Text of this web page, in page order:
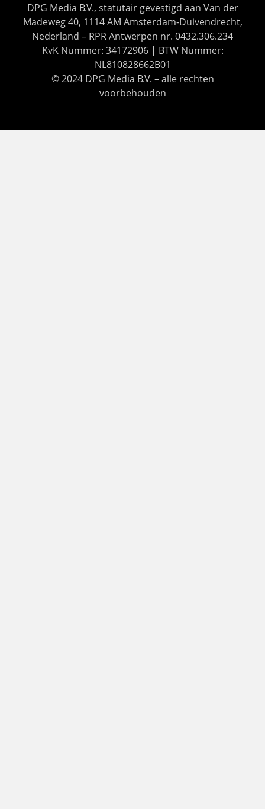
DPG Media B.V., statutair gevestigd aan Van der
Madeweg 40, 1114 AM Amsterdam-Duivendrecht,
Nederland – RPR Antwerpen nr. 0432.306.234
KvK Nummer: 34172906 | BTW Nummer:
NL810828662B01
© 2024 DPG Media B.V. – alle rechten
voorbehouden